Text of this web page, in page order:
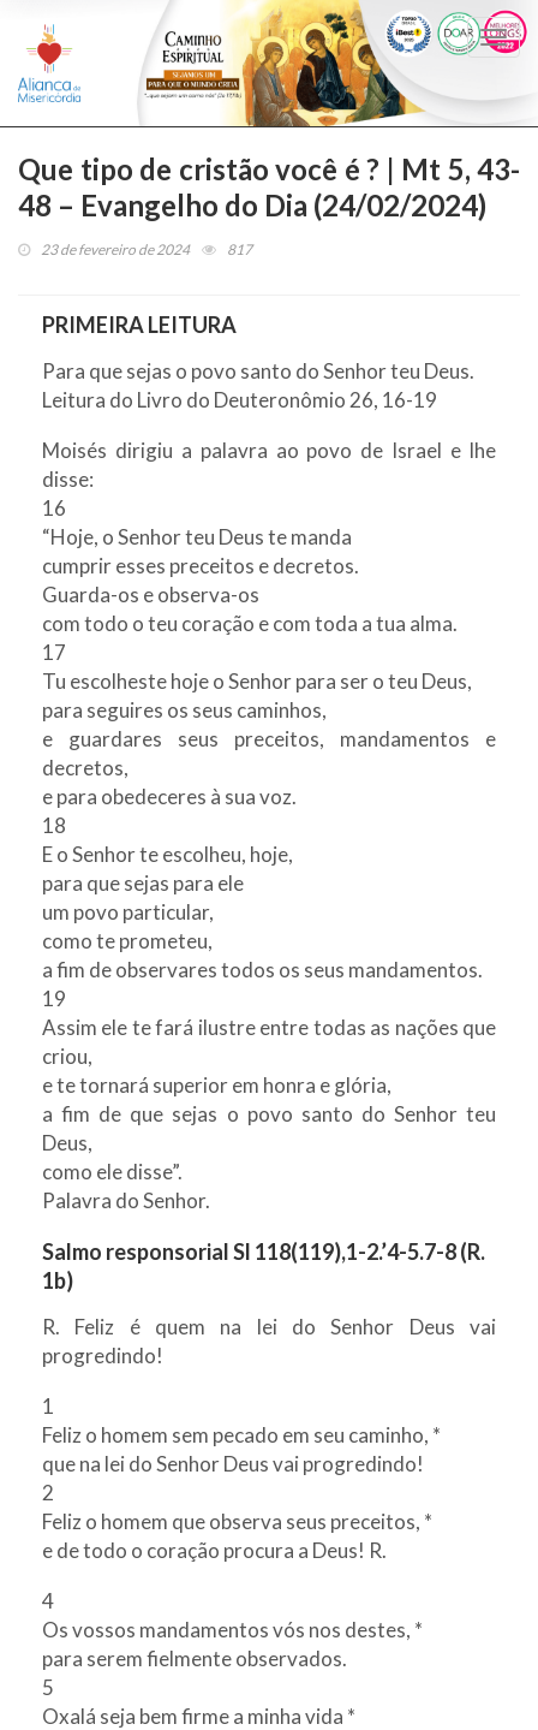
Que tipo de cristão você é ? | Mt 5, 43-
48 – Evangelho do Dia (24/02/2024)
23 de fevereiro de 2024 817
PRIMEIRA LEITURA
Para que sejas o povo santo do Senhor teu Deus.
Leitura do Livro do Deuteronômio 26, 16-19
Moisés dirigiu a palavra ao povo de Israel e lhe
disse:
16
“Hoje, o Senhor teu Deus te manda
cumprir esses preceitos e decretos.
Guarda-os e observa-os
com todo o teu coração e com toda a tua alma.
17
Tu escolheste hoje o Senhor para ser o teu Deus,
para seguires os seus caminhos,
e guardares seus preceitos, mandamentos e
decretos,
e para obedeceres à sua voz.
18
E o Senhor te escolheu, hoje,
para que sejas para ele
um povo particular,
como te prometeu,
a fim de observares todos os seus mandamentos.
19
Assim ele te fará ilustre entre todas as nações que
criou,
e te tornará superior em honra e glória,
a fim de que sejas o povo santo do Senhor teu
Deus,
como ele disse”.
Palavra do Senhor.
Salmo responsorial Sl 118(119),1-2.’4-5.7-8 (R.
1b)
R. Feliz é quem na lei do Senhor Deus vai
progredindo!
1
Feliz o homem sem pecado em seu caminho, *
que na lei do Senhor Deus vai progredindo!
2
Feliz o homem que observa seus preceitos, *
e de todo o coração procura a Deus! R.
4
Os vossos mandamentos vós nos destes, *
para serem fielmente observados.
5
Oxalá seja bem firme a minha vida *